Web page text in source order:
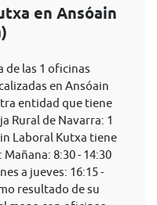
en Ansóain
de las 1 oficinas
en Ansóain
entidad que tiene
Rural de Navarra: 1
Laboral Kutxa tiene
8:30 - 14:30
a jueves: 16:15 -
resultado de su